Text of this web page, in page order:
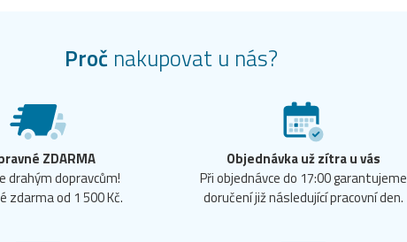
Proč nakupovat u nás?
ZDARMA
drahým dopravcům!
zdarma od 1 500 Kč.
Objednávka už zítra u vás
Při objednávce do 17:00 garantujeme
doručení již následující pracovní den.